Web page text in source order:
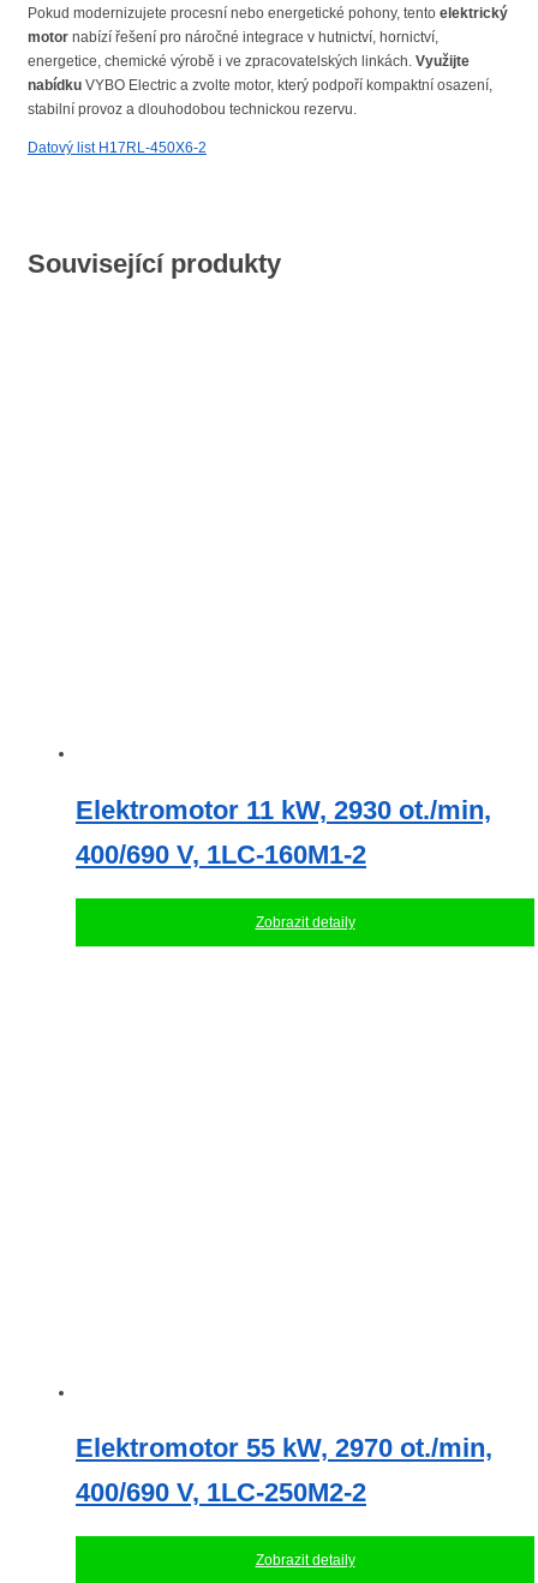
Pokud modernizujete procesní nebo energetické pohony, tento elektrický
motor nabízí řešení pro náročné integrace v hutnictví, hornictví,
energetice, chemické výrobě i ve zpracovatelských linkách. Využijte
nabídku VYBO Electric a zvolte motor, který podpoří kompaktní osazení,
stabilní provoz a dlouhodobou technickou rezervu.
Datový list H17RL-450X6-2
Související produkty
Elektromotor 11 kW, 2930 ot./min,
400/690 V, 1LC-160M1-2
Zobrazit detaily
Elektromotor 55 kW, 2970 ot./min,
400/690 V, 1LC-250M2-2
Zobrazit detaily